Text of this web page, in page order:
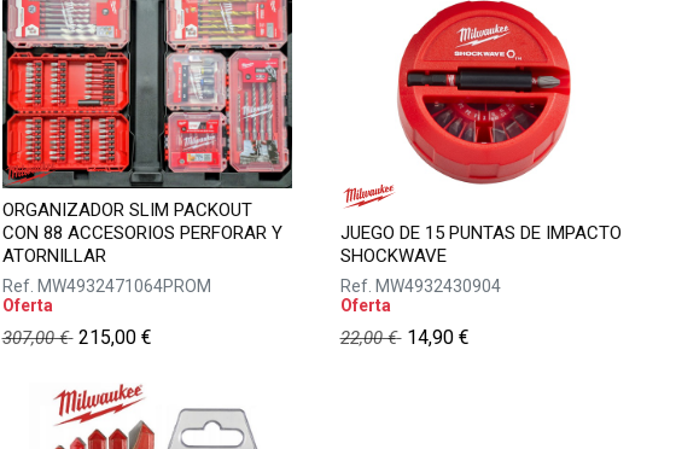
ORGANIZADOR SLIM PACKOUT
CON 88 ACCESORIOS PERFORAR Y
ATORNILLAR
Ref. MW4932471064PROM
Oferta
307,00€ 215,00€
JUEGO DE 15 PUNTAS DE IMPACTO
SHOCKWAVE
Ref. MW4932430904
Oferta
22,00€ 14,90€